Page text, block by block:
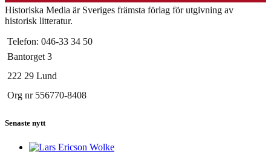
Historiska Media är Sveriges främsta förlag för utgivning av
historisk litteratur.
Telefon: 046-33 34 50
Bantorget 3
222 29 Lund
Org nr 556770-8408
Senaste nytt